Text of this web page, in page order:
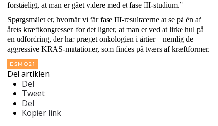
forståeligt, at man er gået videre med et fase III-studium.”
Spørgsmålet er, hvornår vi får fase III-resultaterne at se på én af
årets kræftkongresser, for det ligner, at man er ved at lirke hul på
en udfordring, der har præget onkologien i årtier – nemlig de
aggressive KRAS-mutationer, som findes på tværs af kræftformer.
ESMO21
Del artiklen
Del
Tweet
Del
Kopier link